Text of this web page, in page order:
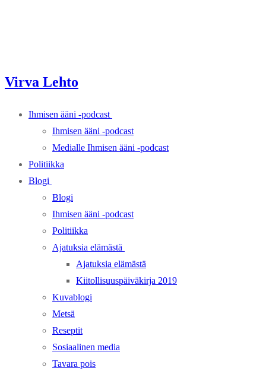
Virva Lehto
Ihmisen ääni -podcast
Ihmisen ääni -podcast
Medialle Ihmisen ääni -podcast
Politiikka
Blogi
Blogi
Ihmisen ääni -podcast
Politiikka
Ajatuksia elämästä
Ajatuksia elämästä
Kiitollisuuspäiväkirja 2019
Kuvablogi
Metsä
Reseptit
Sosiaalinen media
Tavara pois